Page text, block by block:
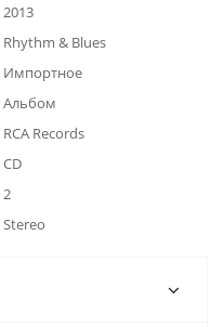
2013
Rhythm & Blues
Импортное
Альбом
RCA Records
CD
2
Stereo